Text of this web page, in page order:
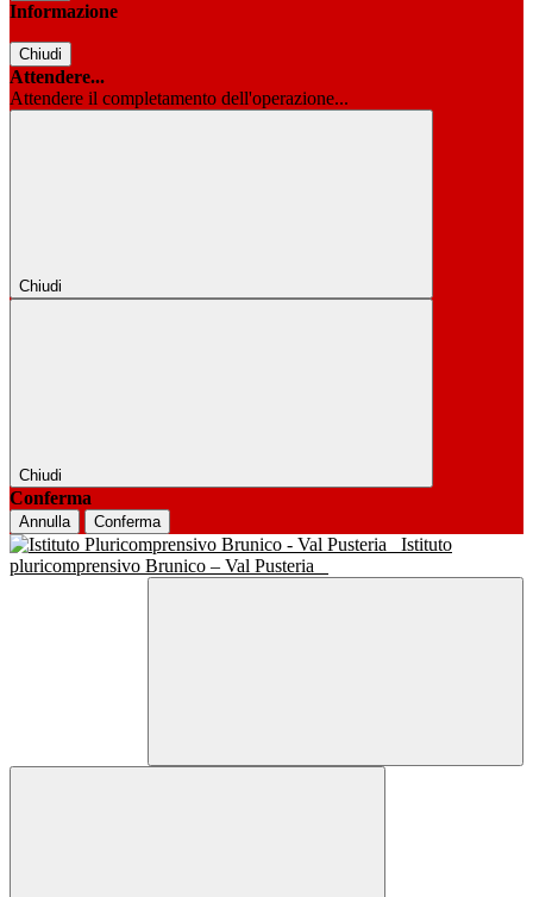
Informazione
Chiudi
Attendere...
Attendere il completamento dell'operazione...
Chiudi
Chiudi
Conferma
Annulla Conferma
Istituto
pluricomprensivo Brunico – Val Pusteria